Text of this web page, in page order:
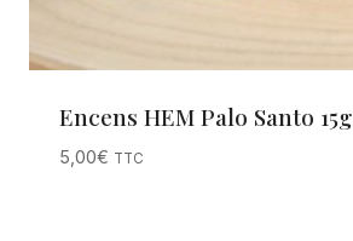
Encens HEM Palo Santo 15g
5,00€ TTC